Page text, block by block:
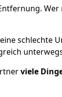
schlechte
viele